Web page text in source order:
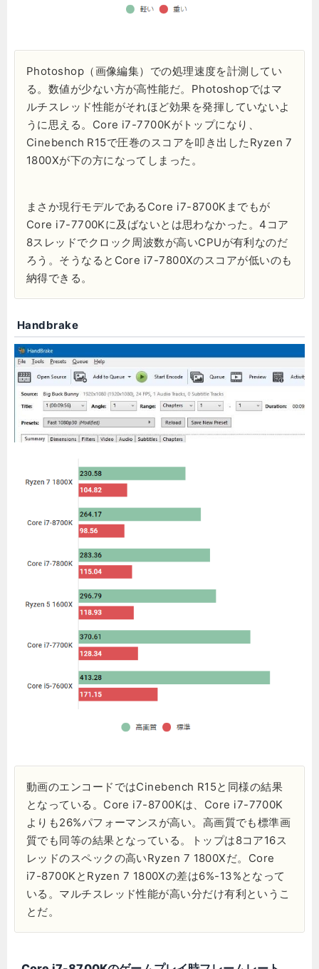
Photoshop（画像編集）での処理速度を計測してい
る。数値が少ない方が高性能だ。Photoshopではマ
ルチスレッド性能がそれほど効果を発揮していないよ
うに思える。Core i7-7700Kがトップになり、
Cinebench R15で圧巻のスコアを叩き出したRyzen 7
1800Xが下の方になってしまった。
まさか現行モデルであるCore i7-8700Kまでもが
Core i7-7700Kに及ばないとは思わなかった。4コア
8スレッドでクロック周波数が高いCPUが有利なのだ
ろう。そうなるとCore i7-7800Xのスコアが低いのも
納得できる。
Handbrake
動画のエンコードではCinebench R15と同様の結果
となっている。Core i7-8700Kは、Core i7-7700K
よりも26%パフォーマンスが高い。高画質でも標準画
質でも同等の結果となっている。トップは8コア16ス
レッドのスペックの高いRyzen 7 1800Xだ。Core
i7-8700KとRyzen 7 1800Xの差は6%-13%となって
いる。マルチスレッド性能が高い分だけ有利というこ
とだ。